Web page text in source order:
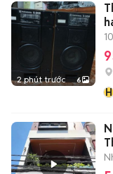
2 phút trước 6
H